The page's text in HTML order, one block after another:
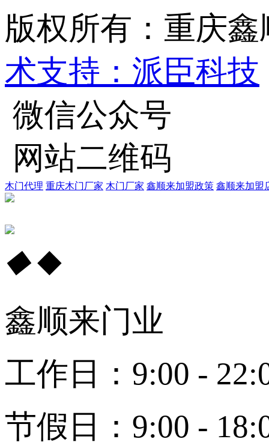
版权所有：重庆
术支持：派臣科技
微信公众号
网站二维码
木门代理 重庆木门厂家 木门厂家 鑫顺来加盟政策 鑫顺来加盟
◆ ◆
鑫顺来门业
工作日：9:00 -
节假日：9:00 -